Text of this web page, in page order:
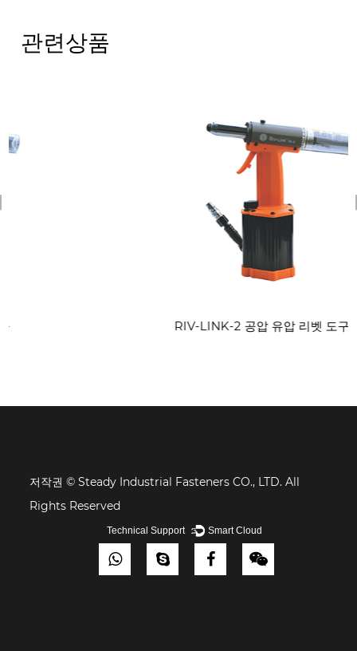
관련상품
RIV-LINK-2 공압 유압 리벳 도구
저작권 © Steady Industrial Fasteners CO., LTD. All
Rights Reserved
Technical Support ： Smart Cloud